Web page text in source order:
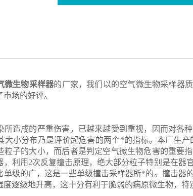
微生物采样器的厂家，我们以的空气微生物采样器
场的好评。
所造成的严重伤害，已越来越受到重视，因而对各
大小分布乃是评价起危害的两个*的指标。本厂生产
粒子的大小，而后者是判定空气微生物危害的重要
，利用2次反复撞击原理，绝大部分粒子特别是在器
单级的广，这是一些单级撞击采样器所*的。撞击器
度逐级地升高，这十分有利于脆弱的病原微生物，特